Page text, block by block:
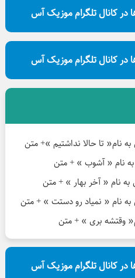
کانال تلگرام موزیک آس
کانال تلگرام موزیک آس
نام« تا حالا نداشتیم »+ متن
نام « آشوب » + متن
نام « آخر بهار » + متن
نام « نمیاد رو دستت » + متن
وقتشه بری » + متن
کانال تلگرام موزیک آس